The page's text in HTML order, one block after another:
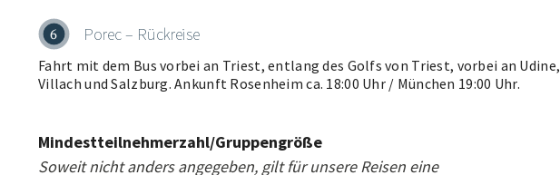
6 Porec – Rückreise
Fahrt mit dem Bus vorbei an Triest, entlang des Golfs von Triest, vorbei an Udine,
Villach und Salzburg. Ankunft Rosenheim ca. 18:00 Uhr / München 19:00 Uhr.
Mindestteilnehmerzahl/Gruppengröße
Soweit nicht anders angegeben, gilt für unsere Reisen eine